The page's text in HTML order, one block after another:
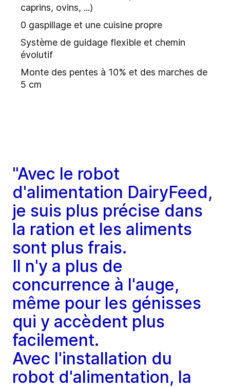
caprins, ovins, ...)
0 gaspillage et une cuisine propre
Système de guidage flexible et chemin
évolutif
Monte des pentes à 10% et des marches de
5 cm
"Avec le robot
d'alimentation DairyFeed,
je suis plus précise dans
la ration et les aliments
sont plus frais.
Il n'y a plus de
concurrence à l'auge,
même pour les génisses
qui y accèdent plus
facilement.
Avec l'installation du
robot d'alimentation, la